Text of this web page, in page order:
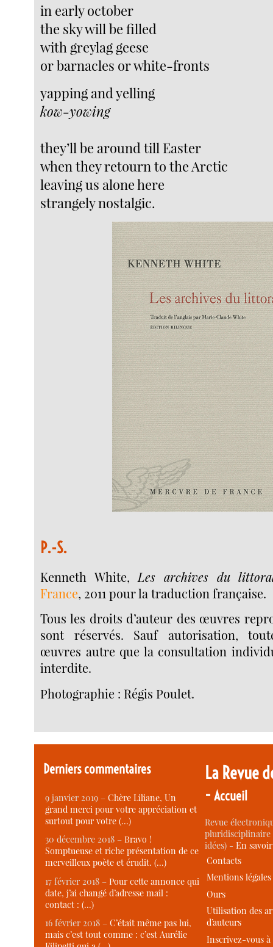
in early october
the sky will be filled
with greylag geese
or barnacles or white-fronts
yapping and yelling
kow-yowing
they’ll be around till Easter
when they retourn to the Arctic
leaving us alone here
strangely nostalgic.
P.-S.
Kenneth White, Les archives du
France, 2011 pour la traduction française.
Tous les droits d’auteur des œuvres
sont réservés. Sauf autorisation,
œuvres autre que la consultation
interdite.
Photographie : Régis Poulet.
Derniers commentaires
9 janvier 2019 –Chère Liliane, Un
grand merci pour votre appréciation et
surtout pour votre (…)
30 décembre 2018 –Bravo !
Somptueuse et riche présentation de ce
merveilleux poète et érudit. (…)
17 février 2018 –Pour cette annonce qui
date, j’ai changé d’adresse mail :
contact : (…)
16 février 2018 –C’était même pas lui,
mais c’est tout comme : c’est Aurélie
La Revue
-Accueil
Revue
idées) -En
Contacts
Mentions légales
Ours
Utilisation des
d’auteurs
Inscrivez-vous